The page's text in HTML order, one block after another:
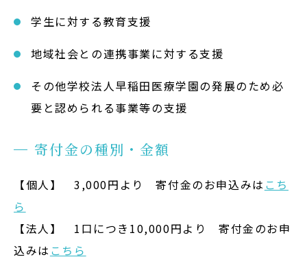
English
公式SNS
学生に対する教育支援
地域社会との連携事業に対する支援
その他学校法人早稲田医療学園の発展のため必
要と認められる事業等の支援
寄付金の種別・金額
【個人】 3,000円より 寄付金のお申込みは こち
ら
【法人】 1口につき10,000円より 寄付金のお申
込みは こちら